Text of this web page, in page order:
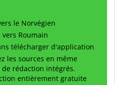
le Norvégien
Roumain
télécharger d'application
les sources en même
rédaction intégrés.
entièrement gratuite